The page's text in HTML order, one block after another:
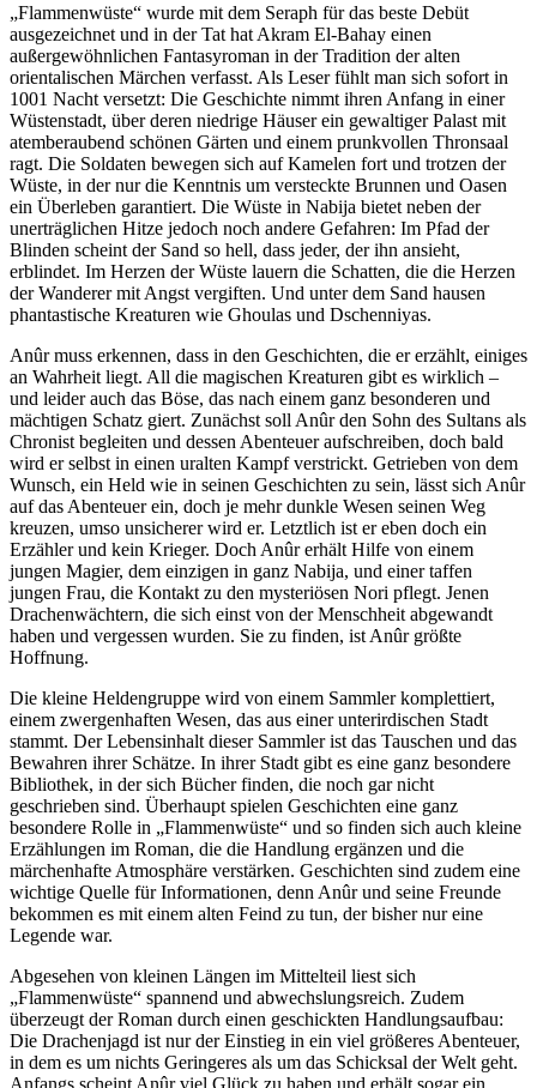
„Flammenwüste“ wurde mit dem Seraph für das beste Debüt
ausgezeichnet und in der Tat hat Akram El-Bahay einen
außergewöhnlichen Fantasyroman in der Tradition der alten
orientalischen Märchen verfasst. Als Leser fühlt man sich sofort in
1001 Nacht versetzt: Die Geschichte nimmt ihren Anfang in einer
Wüstenstadt, über deren niedrige Häuser ein gewaltiger Palast mit
atemberaubend schönen Gärten und einem prunkvollen Thronsaal
ragt. Die Soldaten bewegen sich auf Kamelen fort und trotzen der
Wüste, in der nur die Kenntnis um versteckte Brunnen und Oasen
ein Überleben garantiert. Die Wüste in Nabija bietet neben der
unerträglichen Hitze jedoch noch andere Gefahren: Im Pfad der
Blinden scheint der Sand so hell, dass jeder, der ihn ansieht,
erblindet. Im Herzen der Wüste lauern die Schatten, die die Herzen
der Wanderer mit Angst vergiften. Und unter dem Sand hausen
phantastische Kreaturen wie Ghoulas und Dschenniyas.
Anûr muss erkennen, dass in den Geschichten, die er erzählt, einiges
an Wahrheit liegt. All die magischen Kreaturen gibt es wirklich –
und leider auch das Böse, das nach einem ganz besonderen und
mächtigen Schatz giert. Zunächst soll Anûr den Sohn des Sultans als
Chronist begleiten und dessen Abenteuer aufschreiben, doch bald
wird er selbst in einen uralten Kampf verstrickt. Getrieben von dem
Wunsch, ein Held wie in seinen Geschichten zu sein, lässt sich Anûr
auf das Abenteuer ein, doch je mehr dunkle Wesen seinen Weg
kreuzen, umso unsicherer wird er. Letztlich ist er eben doch ein
Erzähler und kein Krieger. Doch Anûr erhält Hilfe von einem
jungen Magier, dem einzigen in ganz Nabija, und einer taffen
jungen Frau, die Kontakt zu den mysteriösen Nori pflegt. Jenen
Drachenwächtern, die sich einst von der Menschheit abgewandt
haben und vergessen wurden. Sie zu finden, ist Anûr größte
Hoffnung.
Die kleine Heldengruppe wird von einem Sammler komplettiert,
einem zwergenhaften Wesen, das aus einer unterirdischen Stadt
stammt. Der Lebensinhalt dieser Sammler ist das Tauschen und das
Bewahren ihrer Schätze. In ihrer Stadt gibt es eine ganz besondere
Bibliothek, in der sich Bücher finden, die noch gar nicht
geschrieben sind. Überhaupt spielen Geschichten eine ganz
besondere Rolle in „Flammenwüste“ und so finden sich auch kleine
Erzählungen im Roman, die die Handlung ergänzen und die
märchenhafte Atmosphäre verstärken. Geschichten sind zudem eine
wichtige Quelle für Informationen, denn Anûr und seine Freunde
bekommen es mit einem alten Feind zu tun, der bisher nur eine
Legende war.
Abgesehen von kleinen Längen im Mittelteil liest sich
„Flammenwüste“ spannend und abwechslungsreich. Zudem
überzeugt der Roman durch einen geschickten Handlungsaufbau:
Die Drachenjagd ist nur der Einstieg in ein viel größeres Abenteuer,
in dem es um nichts Geringeres als um das Schicksal der Welt geht.
Anfangs scheint Anûr viel Glück zu haben und erhält sogar ein